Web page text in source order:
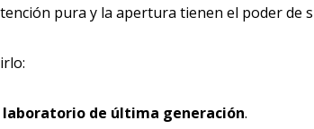
pura y la apertura tienen el poder de
laboratorio de última generación.